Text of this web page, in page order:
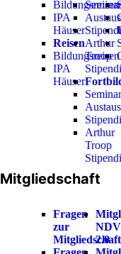
Bildungsreisen
IPA
Häuser
Reisen
Bildungsreisen
IPA
Häuser
Arthur
Troop
Arthur
Troop
Mitgliedschaft
Fragen
zur
NDV
2.0